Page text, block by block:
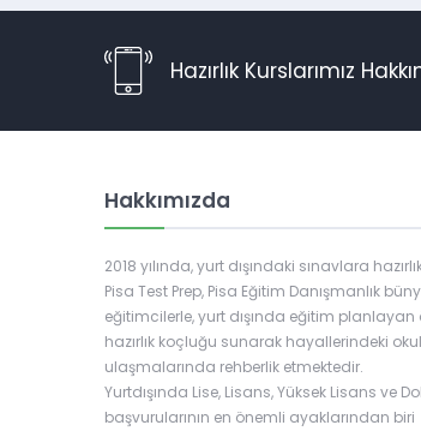
Hazırlık Kurslarımız
Hakkımızda
2018 yılında, yurt dışındaki sınavlara
Pisa Test Prep, Pisa Eğitim Danışmanlık
eğitimcilerle, yurt dışında eğitim planlayan
hazırlık koçluğu sunarak hayallerindeki
ulaşmalarında rehberlik etmektedir.
Yurtdışında Lise, Lisans, Yüksek Lisans ve
başvurularının en önemli ayaklarından biri
Müşteri Temsilcisi